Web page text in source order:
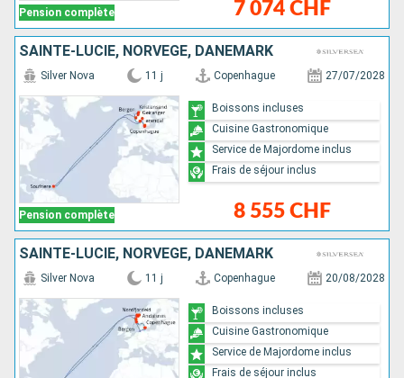
Pension complète 7 074 CHF
SAINTE-LUCIE, NORVÈGE, DANEMARK
Pension complète
Silver Nova 11 j Copenhague 27/07/2028
8 555 CHF
Boissons incluses
Cuisine Gastronomique
Service de Majordome inclus
Frais de séjour inclus
SAINTE-LUCIE, NORVÈGE, DANEMARK
Silver Nova 11 j Copenhague 20/08/2028
Boissons incluses
Cuisine Gastronomique
Service de Majordome inclus
Frais de séjour inclus